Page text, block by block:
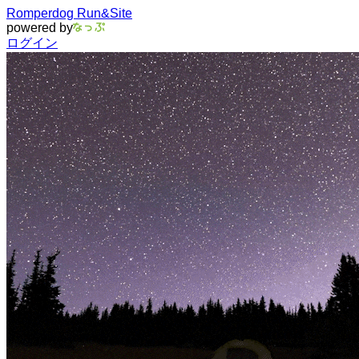
Romperdog Run&Site
powered by
ログイン